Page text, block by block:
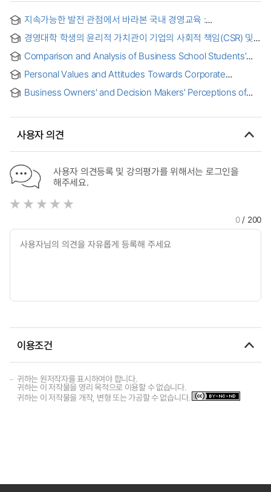
지속가능한 발전 관점에서 바라본 국내 경영교육 :
지속가능경영과 기업의 사회적 책임을 중심으로 = Business
management education in Korea viewed from the
perspective of Sustainable Development
경영대학 학생의 윤리적 가치관이 기업의 사회적 책임(CSR) 및
Comparison and Analysis of Business School Students'
대학생들의 창조성 비교와 분석
Personal Values and Attitudes Towards Corporate
School Students
Business Owners' and Decision Makers' Perceptions of
School Districts
사용자 의견
사용자 의견등록 및 강의평가를 위해서는 로그인을
해주세요.
0/ 200
이용조건
귀하는 원저작자를 표시하여야 합니다.
귀하는 이 저작물을 영리 목적으로 이용할 수 없습니다.
귀하는 이 저작물을 개작, 변형 또는 가공할 수 없습니다.